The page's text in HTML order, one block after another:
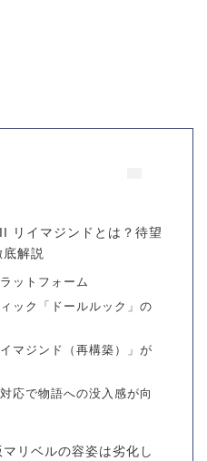
リイマジンドとは？待望
底解説
ットフォーム
ック「ドールルック」の
マジンド（再構築）」が
応で物語への没入感が向
マリベルの容姿は劣化し